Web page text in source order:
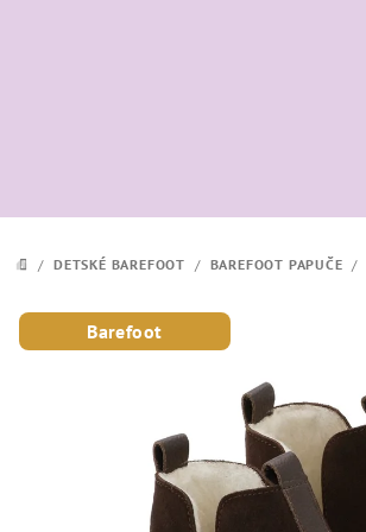
DOMOV
/ DETSKÉ BAREFOOT / BAREFOOT PAPUČE /
Barefoot